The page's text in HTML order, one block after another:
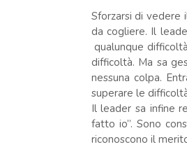
Sforzarsi di vedere
da cogliere. Il
qualunque
difficoltà. Ma sa
nessuna colpa.
superare le
Il leader sa infine
fatto io”. Sono
riconoscono il